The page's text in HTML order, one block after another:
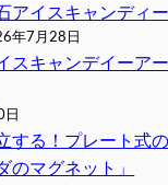
アイスキャンディー
年7月28日
スキャンデイーア
する！プレート式
のマグネット」